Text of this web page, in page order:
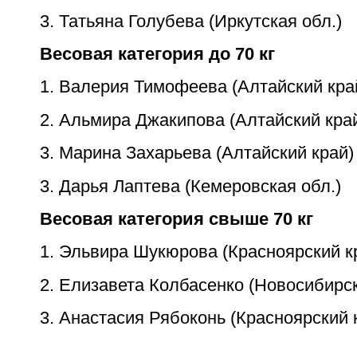
3. Татьяна Голубева (Иркутская обл.)
Весовая категория до 70 кг
1. Валерия Тимофеева (Алтайский
2. Альмира Джакипова (Алтайский
3. Марина Захарьева (Алтайский край)
3. Дарья Лаптева (Кемеровская обл.)
Весовая категория свыше 70 кг
1. Эльвира Шукюрова (Красноярский
2. Елизавета Колбасенко
3. Анастасия Рябоконь (Красноярский